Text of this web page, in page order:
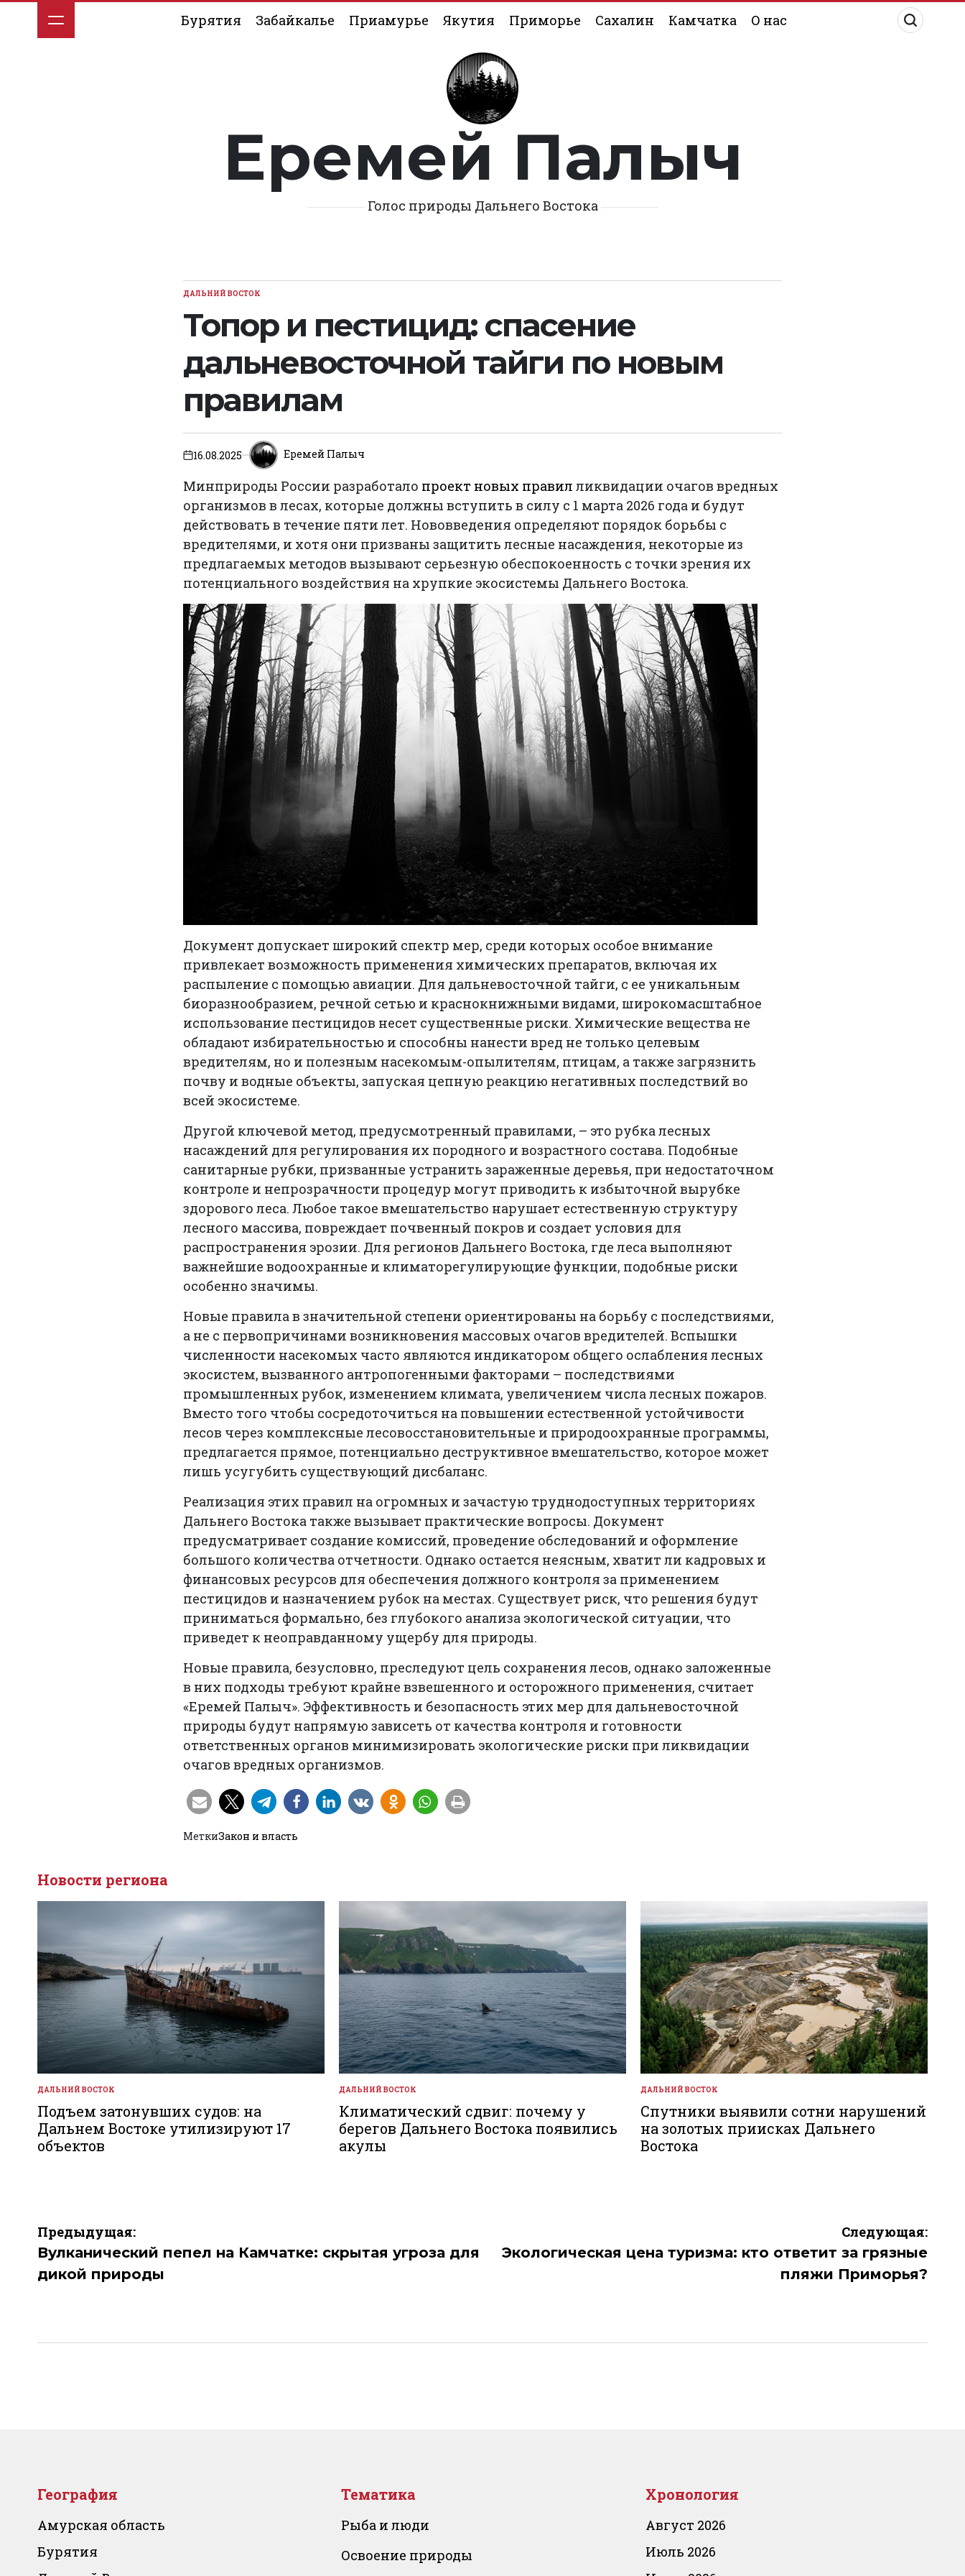
Бурятия Забайкалье Приамурье Якутия Приморье Сахалин Камчатка О нас
Еремей Палыч
Голос природы Дальнего Востока
ОПУБЛИКОВАНО
ДАЛЬНИЙ ВОСТОК
Топор и пестицид: спасение
дальневосточной тайги по новым
правилам
on16.08.2025 Еремей Палыч
Минприроды России разработало проект новых правил ликвидации очагов вредных
организмов в лесах, которые должны вступить в силу с 1 марта 2026 года и будут
действовать в течение пяти лет. Нововведения определяют порядок борьбы с
вредителями, и хотя они призваны защитить лесные насаждения, некоторые из
предлагаемых методов вызывают серьезную обеспокоенность с точки зрения их
потенциального воздействия на хрупкие экосистемы Дальнего Востока.
Документ допускает широкий спектр мер, среди которых особое внимание
привлекает возможность применения химических препаратов, включая их
распыление с помощью авиации. Для дальневосточной тайги, с ее уникальным
биоразнообразием, речной сетью и краснокнижными видами, широкомасштабное
использование пестицидов несет существенные риски. Химические вещества не
обладают избирательностью и способны нанести вред не только целевым
вредителям, но и полезным насекомым-опылителям, птицам, а также загрязнить
почву и водные объекты, запуская цепную реакцию негативных последствий во
всей экосистеме.
Другой ключевой метод, предусмотренный правилами, – это рубка лесных
насаждений для регулирования их породного и возрастного состава. Подобные
санитарные рубки, призванные устранить зараженные деревья, при недостаточном
контроле и непрозрачности процедур могут приводить к избыточной вырубке
здорового леса. Любое такое вмешательство нарушает естественную структуру
лесного массива, повреждает почвенный покров и создает условия для
распространения эрозии. Для регионов Дальнего Востока, где леса выполняют
важнейшие водоохранные и климаторегулирующие функции, подобные риски
особенно значимы.
Новые правила в значительной степени ориентированы на борьбу с последствиями,
а не с первопричинами возникновения массовых очагов вредителей. Вспышки
численности насекомых часто являются индикатором общего ослабления лесных
экосистем, вызванного антропогенными факторами – последствиями
промышленных рубок, изменением климата, увеличением числа лесных пожаров.
Вместо того чтобы сосредоточиться на повышении естественной устойчивости
лесов через комплексные лесовосстановительные и природоохранные программы,
предлагается прямое, потенциально деструктивное вмешательство, которое может
лишь усугубить существующий дисбаланс.
Реализация этих правил на огромных и зачастую труднодоступных территориях
Дальнего Востока также вызывает практические вопросы. Документ
предусматривает создание комиссий, проведение обследований и оформление
большого количества отчетности. Однако остается неясным, хватит ли кадровых и
финансовых ресурсов для обеспечения должного контроля за применением
пестицидов и назначением рубок на местах. Существует риск, что решения будут
приниматься формально, без глубокого анализа экологической ситуации, что
приведет к неоправданному ущербу для природы.
Новые правила, безусловно, преследуют цель сохранения лесов, однако заложенные
в них подходы требуют крайне взвешенного и осторожного применения, считает
«Еремей Палыч». Эффективность и безопасность этих мер для дальневосточной
природы будут напрямую зависеть от качества контроля и готовности
ответственных органов минимизировать экологические риски при ликвидации
очагов вредных организмов.
МеткиЗакон и власть
Новости региона
ОПУБЛИКОВАНО
В
ДАЛЬНИЙ ВОСТОК
Подъем затонувших судов: на
Дальнем Востоке утилизируют 17
объектов
ОПУБЛИКОВАНО
В
ДАЛЬНИЙ ВОСТОК
Климатический сдвиг: почему у
берегов Дальнего Востока появились
акулы
ОПУБЛИКОВАНО
В
ДАЛЬНИЙ ВОСТОК
Спутники выявили сотни нарушений
на золотых приисках Дальнего
Востока
Навигация
по
записям
Предыдущая:
Вулканический пепел на Камчатке: скрытая угроза для
дикой природы
Следующая:
Экологическая цена туризма: кто ответит за грязные
пляжи Приморья?
География
Амурская область
Бурятия
Тематика
Рыба и люди
Освоение природы
Хронология
Август 2026
Июль 2026